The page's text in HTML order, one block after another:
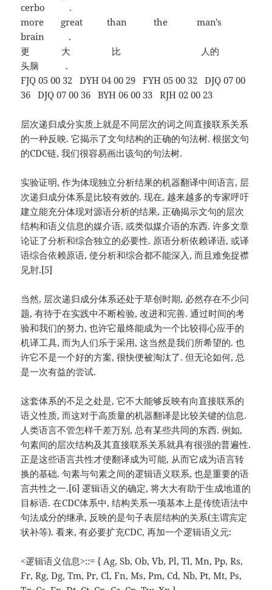
cerbo .
more great than the man's
brain .
更 大 比 人的
头脑 .
FJQ 05 00 32 DYH 04 00 29 FYH 05 00 32 DJQ 07 00
36 DJQ 07 00 36 BYH 06 00 33 RJH 02 00 23
层次递归成分实质上就是不同层次的词之间直接联系关系
的一种反映. 它揭示了文句结构的正确的句法树. 根据文句
的CDC链, 我们很容易画出该句的句法树.
实验证明, 作为体现独立分析结果的机器翻译中间语言, 层
次递归成分体系是比较有效的. 现在, 越来越多的专家呼吁
建立能充分体现对源语分析的结果, 正确揭示文句的层次
结构和语义信息的媒介语, 或类似媒介语的东西. 许多文章
论证了分析和综合独立的必要性. 原语分析依赖译语, 或译
语综合依赖原语, 使分析和综合都不能深入, 而且难免捉襟
见肘.[5]
当然, 层次递归成分体系还处于草创时期, 必然存在不少问
题, 有待于在实践中不断检验, 改进和完善. 通过时间的考
验和我们的努力, 也许它最终能成为一个比较得心应手的
机译工具, 而为人们乐于采用, 这当然是我们所希望的. 也
许它不是一个好的方案, 很快便被淘汰了. 但无论如何, 总
是一次有益的尝试.
这套体系的不足之处是, 它不大能够反映有向直接联系的
语义性质, 而这对于高质量的机器翻译是比较关键的信息.
人类语言不管怎样千差万别, 总有某些共同的东西. 例如,
句素间的层次结构及其直接联系关系就具有很强的普遍性.
正是这些语言共性才使翻译成为可能, 从而它成为语言转
换的基础. 句素与句素之间的逻辑语义联系, 也是重要的语
言共性之一.[6] 逻辑语义的确定, 将大大有助于生成地道的
目标语. 在CDC体系中, 结构关系一项基本上是传统语法中
句法成分的继承, 反映的是句子表层结构的关系(主谓宾定
状补等). 看来, 有必要扩充CDC, 再加一个逻辑语义元:
<逻辑语义信息>::= { Ag, Sb, Ob, Vb, Pl, Tl, Mn, Pp, Rs,
Fr, Rg, Dg, Tm, Pr, Cl, Fn, Ms, Pm, Cd, Nb, Pt, Mt, Ps,